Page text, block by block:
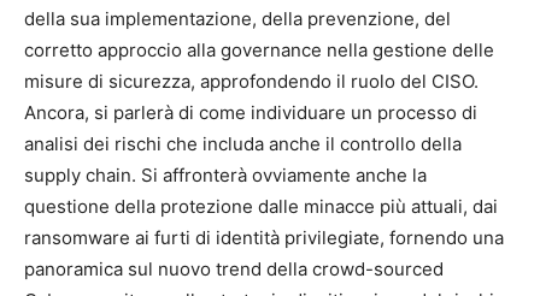
della sua implementazione, della prevenzione, del
corretto approccio alla governance nella gestione delle
misure di sicurezza, approfondendo il ruolo del CISO.
Ancora, si parlerà di come individuare un processo di
analisi dei rischi che includa anche il controllo della
supply chain. Si affronterà ovviamente anche la
questione della protezione dalle minacce più attuali, dai
ransomware ai furti di identità privilegiate, fornendo una
panoramica sul nuovo trend della crowd-sourced